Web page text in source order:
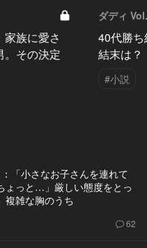
家族に愛さ
。その決定
ダディ
40代勝
結末は？
#小説
「小さなお子さんを連れて
ょっと…」厳しい態度をとっ
複雑な胸のうち
62